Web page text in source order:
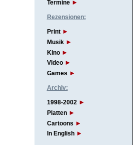
Termine
Rezensionen:
Print
Musik
Kino
Video
Games
Archiv:
1998-2002
Platten
Cartoons
In English